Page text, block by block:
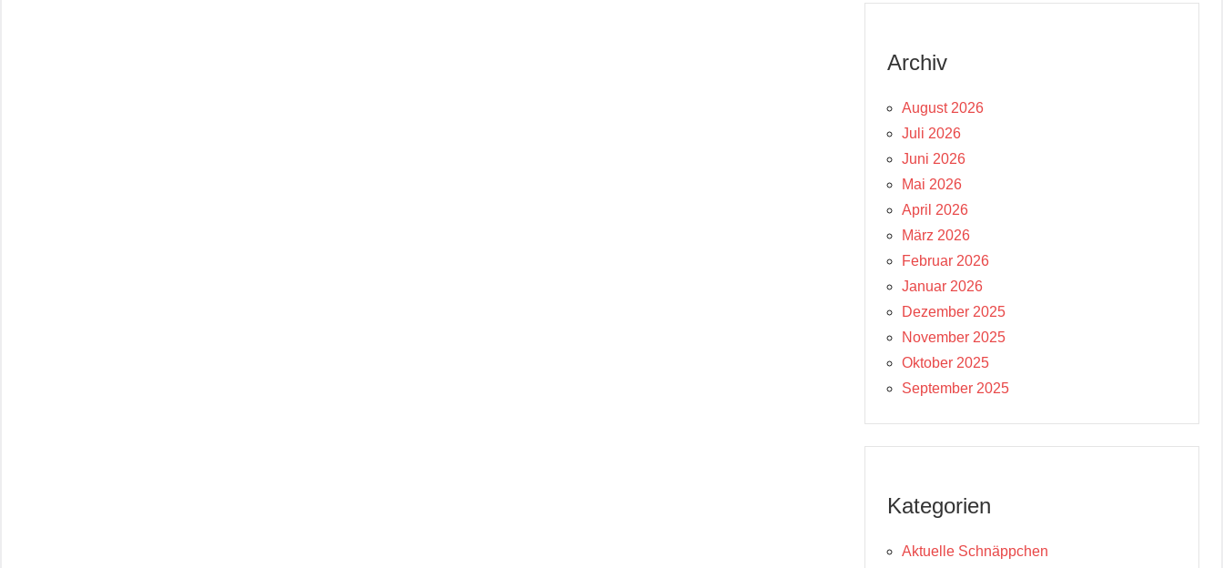
Archiv
August 2026
Juli 2026
Juni 2026
Mai 2026
April 2026
März 2026
Februar 2026
Januar 2026
Dezember 2025
November 2025
Oktober 2025
September 2025
Kategorien
Aktuelle Schnäppchen